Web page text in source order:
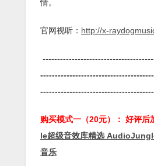
情。
官网视听： http://x-
购买模式一（20元）： 好评后
le超级音效库精选
音乐